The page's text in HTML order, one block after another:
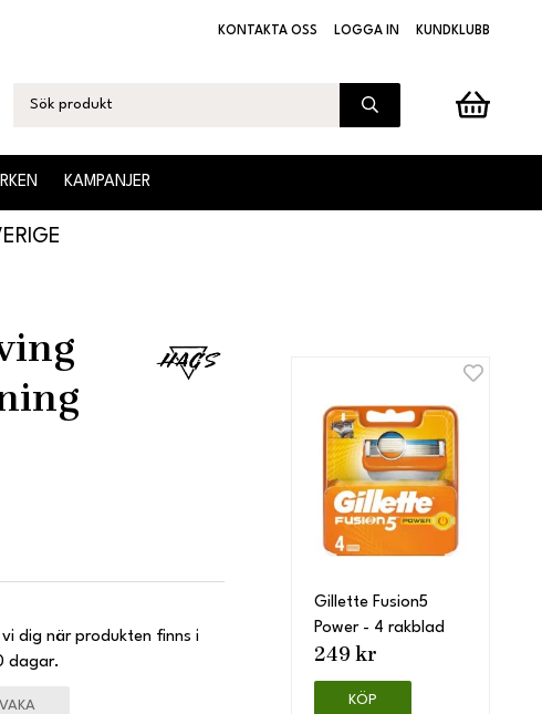
KONTAKTA OSS LOGGA IN KUNDKLUBB
KAMPANJER
dig när produkten finns i
dagar.
Gillette Fusion5
Power - 4 rakblad
249 kr
KÖP